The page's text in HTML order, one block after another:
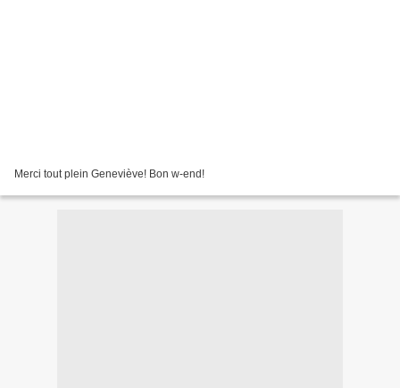
Merci tout plein Geneviève! Bon w-end!